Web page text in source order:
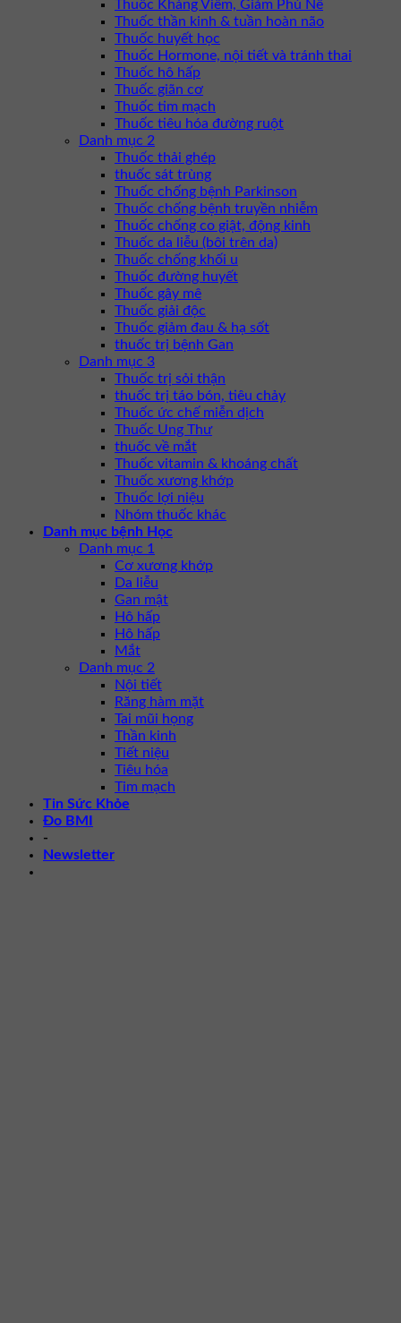
Thuốc Kháng Viêm, Giảm Phù Nề
Thuốc thần kinh & tuần hoàn não
Thuốc huyết học
Thuốc Hormone, nội tiết và tránh thai
Thuốc hô hấp
Thuốc giãn cơ
Thuốc tim mạch
Thuốc tiêu hóa đường ruột
Danh mục 2
Thuốc thải ghép
thuốc sát trùng
Thuốc chống bệnh Parkinson
Thuốc chống bệnh truyền nhiễm
Thuốc chống co giật, động kinh
Thuốc da liễu (bôi trên da)
Thuốc chống khối u
Thuốc đường huyết
Thuốc gây mê
Thuốc giải độc
Thuốc giảm đau & hạ sốt
thuốc trị bệnh Gan
Danh mục 3
Thuốc trị sỏi thận
thuốc trị táo bón, tiêu chảy
Thuốc ức chế miễn dịch
Thuốc Ung Thư
thuốc về mắt
Thuốc vitamin & khoáng chất
Thuốc xương khớp
Thuốc lợi niệu
Nhóm thuốc khác
Danh mục bệnh Học
Danh mục 1
Cơ xương khớp
Da liễu
Gan mật
Hô hấp
Hô hấp
Mắt
Danh mục 2
Nội tiết
Răng hàm mặt
Tai mũi họng
Thần kinh
Tiết niệu
Tiêu hóa
Tim mạch
Tin Sức Khỏe
Đo BMI
-
Newsletter